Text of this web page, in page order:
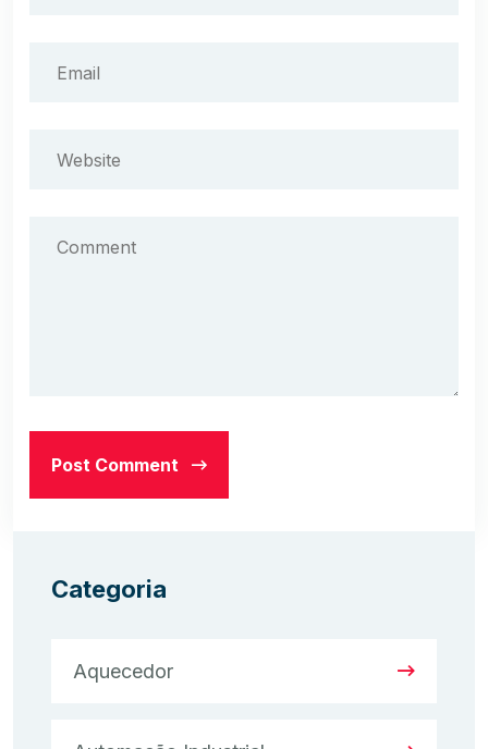
Post Comment
Categoria
Aquecedor